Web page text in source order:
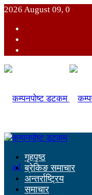
2026 August 09, 0
गृहपृष्ठ
ब्रेकिङ समाचार
अन्तर्राष्ट्रिय
समाचार